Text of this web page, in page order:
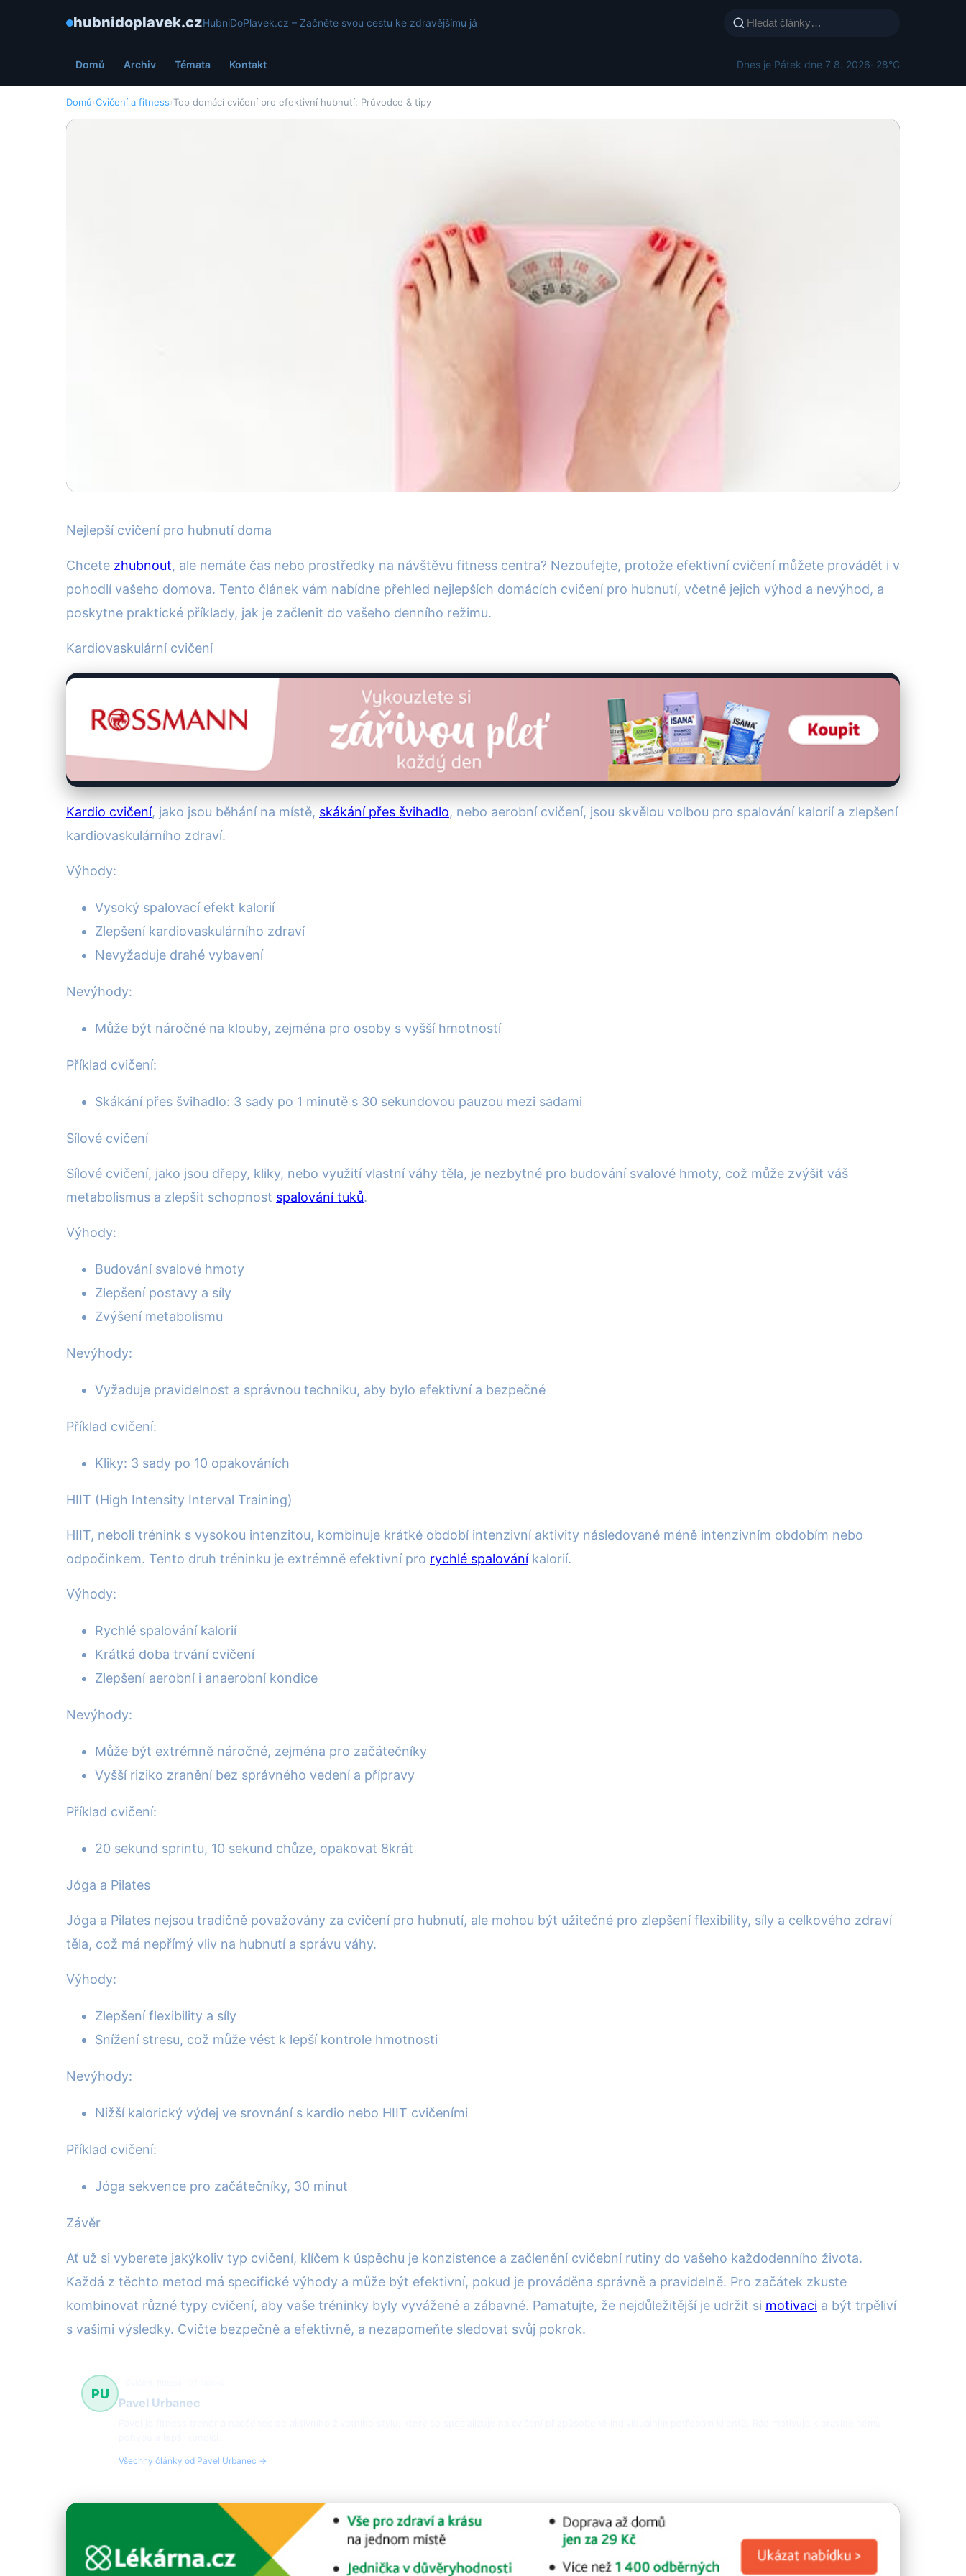
hubnidoplavek.czHubniDoPlavek.cz – Začněte svou cestu ke zdravějšímu já
Domů Archiv Témata Kontakt Dnes je Pátek dne 7 8. 2026· 28°C
Domů›Cvičení a fitness›Top domácí cvičení pro efektivní hubnutí: Průvodce & tipy
Top domácí cvičení pro efektivní hubnutí: Průvodce & tipy
5. 10. 2025· 4 min čtení · Autor: Pavel Urbanec
Nejlepší cvičení pro hubnutí doma
Chcete zhubnout, ale nemáte čas nebo prostředky na návštěvu fitness centra? Nezoufejte, protože efektivní cvičení můžete provádět i v
pohodlí vašeho domova. Tento článek vám nabídne přehled nejlepších domácích cvičení pro hubnutí, včetně jejich výhod a nevýhod, a
poskytne praktické příklady, jak je začlenit do vašeho denního režimu.
Kardiovaskulární cvičení
Kardio cvičení, jako jsou běhání na místě, skákání přes švihadlo, nebo aerobní cvičení, jsou skvělou volbou pro spalování kalorií a zlepšení
kardiovaskulárního zdraví.
Výhody:
Vysoký spalovací efekt kalorií
Zlepšení kardiovaskulárního zdraví
Nevyžaduje drahé vybavení
Nevýhody:
Může být náročné na klouby, zejména pro osoby s vyšší hmotností
Příklad cvičení:
Skákání přes švihadlo: 3 sady po 1 minutě s 30 sekundovou pauzou mezi sadami
Sílové cvičení
Sílové cvičení, jako jsou dřepy, kliky, nebo využití vlastní váhy těla, je nezbytné pro budování svalové hmoty, což může zvýšit váš
metabolismus a zlepšit schopnost spalování tuků.
Výhody:
Budování svalové hmoty
Zlepšení postavy a síly
Zvýšení metabolismu
Nevýhody:
Vyžaduje pravidelnost a správnou techniku, aby bylo efektivní a bezpečné
Příklad cvičení:
Kliky: 3 sady po 10 opakováních
HIIT (High Intensity Interval Training)
HIIT, neboli trénink s vysokou intenzitou, kombinuje krátké období intenzivní aktivity následované méně intenzivním obdobím nebo
odpočinkem. Tento druh tréninku je extrémně efektivní pro rychlé spalováníkalorií.
Výhody:
Rychlé spalování kalorií
Krátká doba trvání cvičení
Zlepšení aerobní i anaerobní kondice
Nevýhody:
Může být extrémně náročné, zejména pro začátečníky
Vyšší riziko zranění bez správného vedení a přípravy
Příklad cvičení:
20 sekund sprintu, 10 sekund chůze, opakovat 8krát
Jóga a Pilates
Jóga a Pilates nejsou tradičně považovány za cvičení pro hubnutí, ale mohou být užitečné pro zlepšení flexibility, síly a celkového zdraví
těla, což má nepřímý vliv na hubnutí a správu váhy.
Výhody:
Zlepšení flexibility a síly
Snížení stresu, což může vést k lepší kontrole hmotnosti
Nevýhody:
Nižší kalorický výdej ve srovnání s kardio nebo HIIT cvičeními
Příklad cvičení:
Jóga sekvence pro začátečníky, 30 minut
Závěr
Ať už si vyberete jakýkoliv typ cvičení, klíčem k úspěchu je konzistence a začlenění cvičební rutiny do vašeho každodenního života.
Každá z těchto metod má specifické výhody a může být efektivní, pokud je prováděna správně a pravidelně. Pro začátek zkuste
kombinovat různé typy cvičení, aby vaše tréninky byly vyvážené a zábavné. Pamatujte, že nejdůležitější je udržit si motivaci a být trpěliví
s vašimi výsledky. Cvičte bezpečně a efektivně, a nezapomeňte sledovat svůj pokrok.
PU
Pavel Urbanec
Všechny články od Pavel Urbanec →